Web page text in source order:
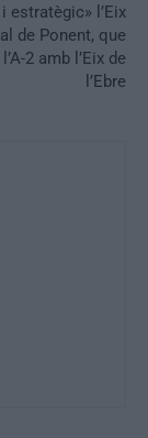
estratègic» l’Eix
de Ponent, que
2 amb l’Eix de
l’Ebre